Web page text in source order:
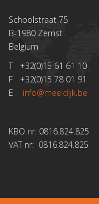
Schoolstraat 75
B-1980 Zemst
Belgium
T +32(0)15 61 61 10
F +32(0)15 78 01 91
E info@meeldijk.be
KBO nr: 0816.824.825
VAT nr: 0816.824.825